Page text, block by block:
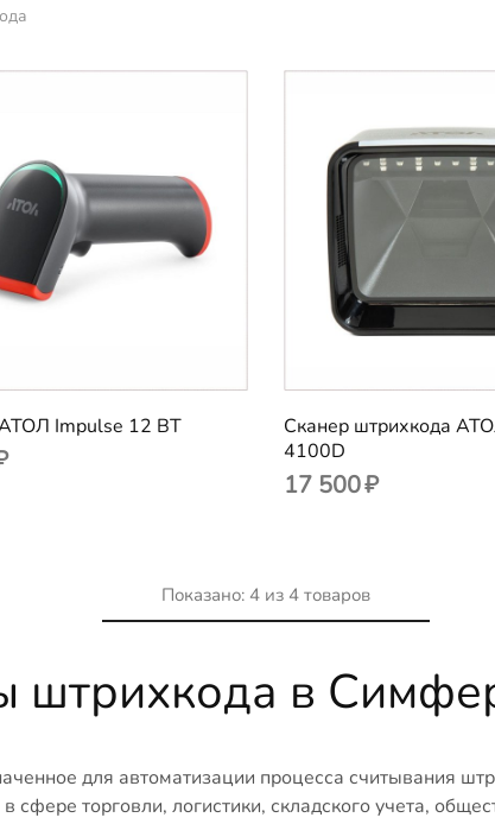
Impulse 12 BT
Сканер штрихкода
4100D
17 500₽
Показано: 4 из 4 товаров
штрихкода в
для автоматизации процесса считывания
торговли, логистики, складского учета,